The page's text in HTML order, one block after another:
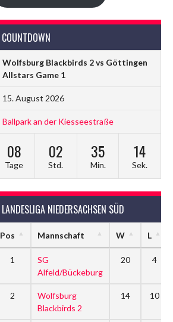
SF SO
COUNTDOWN
Wolfsburg Blackbirds 2 vs Göttingen
Allstars Game 1
15. August 2026
Ballpark an der Kiesseestraße
08
Tage
02
Std.
35
Min.
13
Sek.
LANDESLIGA NIEDERSACHSEN SÜD
Pos Mannschaft W L
1
SG
Alfeld/Bückeburg
20 4
2
Wolfsburg
Blackbirds 2
14 10